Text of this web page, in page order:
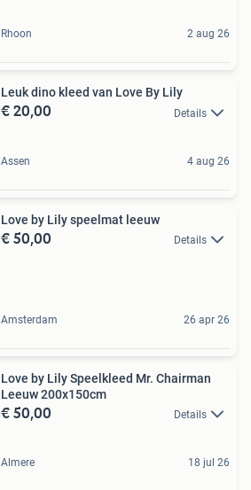
Rhoon 2 aug 26
Leuk dino kleed van Love By Lily
€ 20,00 Details
Assen 4 aug 26
Love by Lily speelmat leeuw
€ 50,00 Details
Amsterdam 26 apr 26
Love by Lily Speelkleed Mr. Chairman
Leeuw 200x150cm
€ 50,00 Details
Almere 18 jul 26